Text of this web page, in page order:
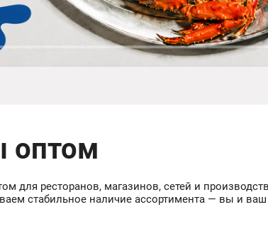
оптом
для ресторанов, магазинов, сетей и
стабильное наличие ассортимента — вы и